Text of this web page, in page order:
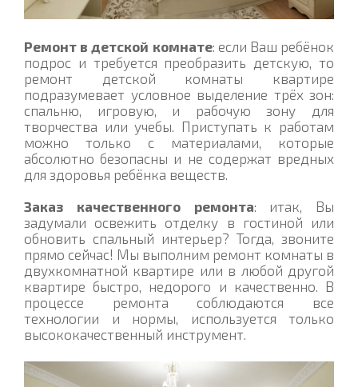
Ремонт в детской комнате: если Ваш ребёнок
подрос и требуется преобразить детскую, то
ремонт детской комнаты квартире
подразумевает условное выделение трёх зон:
спальню, игровую, и рабочую зону для
творчества или учебы. Приступать к работам
можно только с материалами, которые
абсолютно безопасны и не содержат вредных
для здоровья ребёнка веществ.
Заказ качественного ремонта: итак, Вы
задумали освежить отделку в гостиной или
обновить спальный интерьер? Тогда, звоните
прямо сейчас! Мы выполним ремонт комнаты в
двухкомнатной квартире или в любой другой
квартире быстро, недорого и качественно. В
процессе ремонта соблюдаются все
технологии и нормы, используется только
высококачественный инструмент.